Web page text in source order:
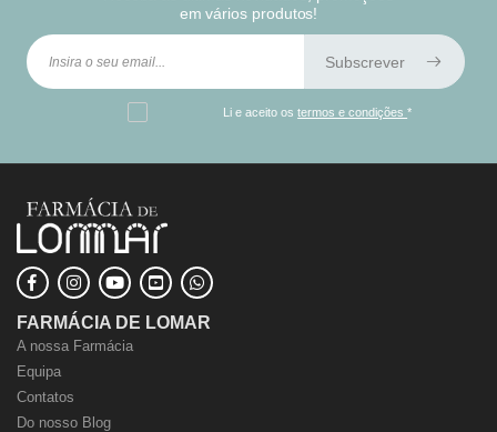
em vários produtos!
Subscrever
Li e aceito ostermos e condições*
FARMÁCIA DE LOMAR
A nossa Farmácia
Equipa
Contatos
Do nosso Blog